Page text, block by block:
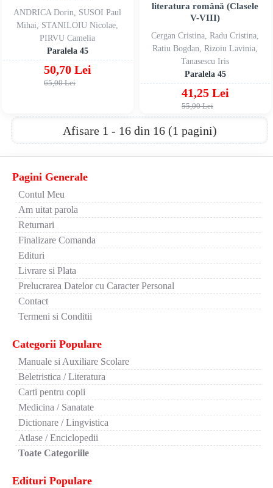
ANDRICA Dorin, SUSOI Paul
Mihai, STANILOIU Nicolae,
PIRVU Camelia
Paralela 45
50,70 Lei
65,00 Lei
Cergan Cristina, Radu Cristina,
Ratiu Bogdan, Rizoiu Lavinia,
Tanasescu Iris
Paralela 45
literatura română (Clasele
V-VIII)
41,25 Lei
55,00 Lei
Afisare 1 - 16 din 16 (1 pagini)
Pagini Generale
Contul Meu
Am uitat parola
Returnari
Finalizare Comanda
Edituri
Livrare si Plata
Prelucrarea Datelor cu Caracter Personal
Contact
Termeni si Conditii
Categorii Populare
Manuale si Auxiliare Scolare
Beletristica / Literatura
Carti pentru copii
Medicina / Sanatate
Dictionare / Lingvistica
Atlase / Enciclopedii
Toate Categoriile
Edituri Populare